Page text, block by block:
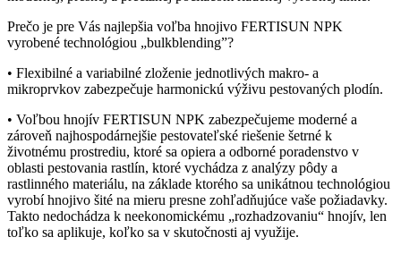
Prečo je pre Vás najlepšia voľba hnojivo FERTISUN NPK
vyrobené technológiou „bulkblending”?
• Flexibilné a variabilné zloženie jednotlivých makro- a
mikroprvkov zabezpečuje harmonickú výživu pestovaných plodín.
• Voľbou hnojív FERTISUN NPK zabezpečujeme moderné a
zároveň najhospodárnejšie pestovateľské riešenie šetrné k
životnému prostrediu, ktoré sa opiera a odborné poradenstvo v
oblasti pestovania rastlín, ktoré vychádza z analýzy pôdy a
rastlinného materiálu, na základe ktorého sa unikátnou technológiou
vyrobí hnojivo šité na mieru presne zohľadňujúce vaše požiadavky.
Takto nedochádza k neekonomickému „rozhadzovaniu“ hnojív, len
toľko sa aplikuje, koľko sa v skutočnosti aj využije.